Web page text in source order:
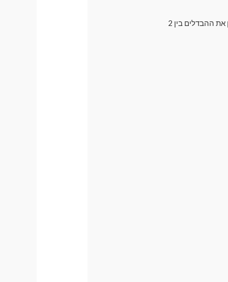
בדרך כלל אנו ממליצים לרכישה על וילונות מגנטיים עם פתח למראה , אך רבים עדיין רוצים להבין את ההבדלים בין 2